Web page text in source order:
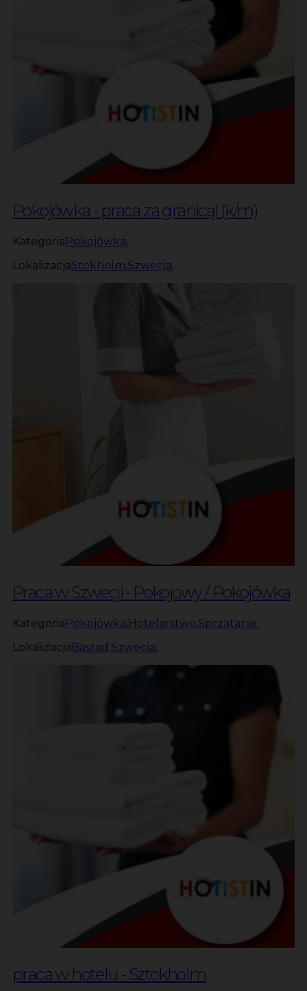
Pokojówka - praca za granicą! (k/m)
KategoriaPokojówka,
LokalizacjaStokholm,Szwecja,
Praca w Szwecji - Pokojowy / Pokojówka
KategoriaPokojówka,Hotelarstwo,Sprzątanie,
LokalizacjaBastad ,Szwecja,
praca w hotelu - Sztokholm